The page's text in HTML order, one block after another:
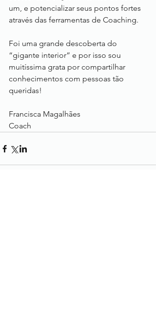
um, e potencializar seus pontos fortes
através das ferramentas de Coaching.
Foi uma grande descoberta do
“gigante interior” e por isso sou
muitíssima grata por compartilhar
conhecimentos com pessoas tão
queridas!
Francisca Magalhães
Coach